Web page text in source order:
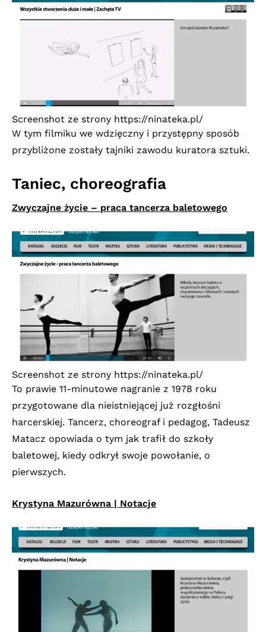
Screenshot ze strony https://ninateka.pl/
W tym filmiku we wdzięczny i przystępny sposób
przybliżone zostały tajniki zawodu kuratora sztuki.
Taniec, choreografia
Zwyczajne życie – praca tancerza baletowego
Screenshot ze strony https://ninateka.pl/
To prawie 11-minutowe nagranie z 1978 roku
przygotowane dla nieistniejącej już rozgłośni
harcerskiej. Tancerz, choreograf i pedagog, Tadeusz
Matacz opowiada o tym jak trafił do szkoły
baletowej, kiedy odkrył swoje powołanie, o
pierwszych.
Krystyna Mazurówna | Notacje